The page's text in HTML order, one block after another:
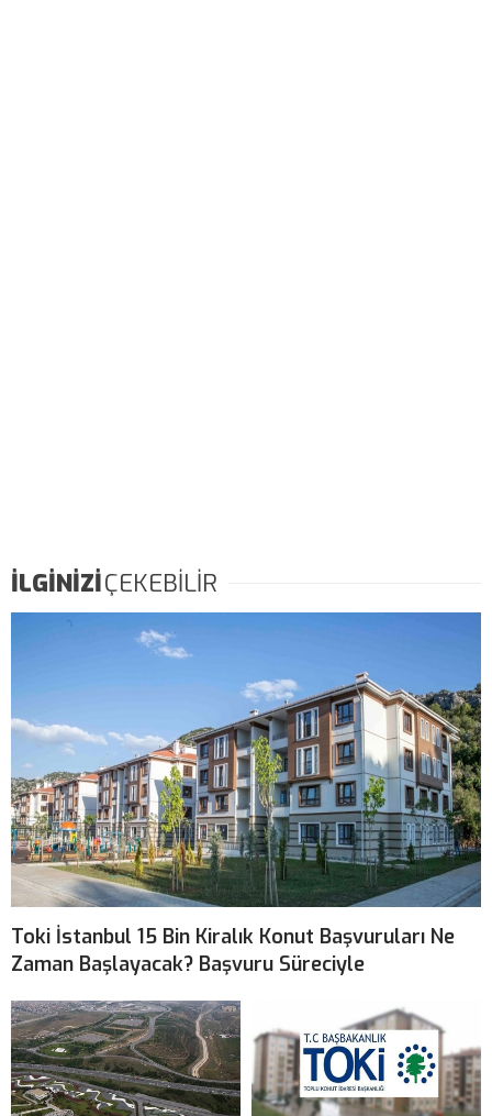
İLGİNİZİÇEKEBİLİR
Toki İstanbul 15 Bin Kiralık Konut Başvuruları Ne
Zaman Başlayacak? Başvuru Süreciyle